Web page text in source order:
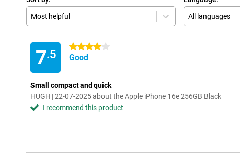
Most helpful All languages
7.5
4 stars
Good
Small compact and quick
HUGH | 22-07-2025 about the Apple iPhone 16e 256GB Black
I recommend this product